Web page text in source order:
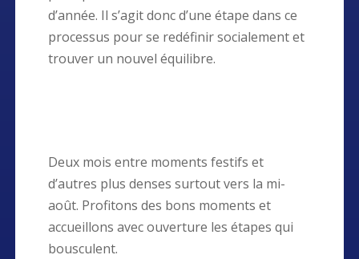
d’année. Il s’agit donc d’une étape dans ce
processus pour se redéfinir socialement et
trouver un nouvel équilibre.
Deux mois entre moments festifs et
d’autres plus denses surtout vers la mi-
août. Profitons des bons moments et
accueillons avec ouverture les étapes qui
bousculent.